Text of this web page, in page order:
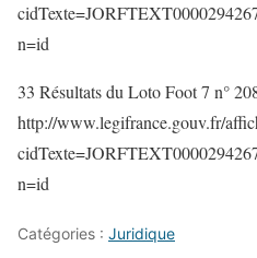
n=id
33 Résultats du Loto Foot 7 n°
http://www.legifrance.gouv.fr/
n=id
Catégories : Juridique